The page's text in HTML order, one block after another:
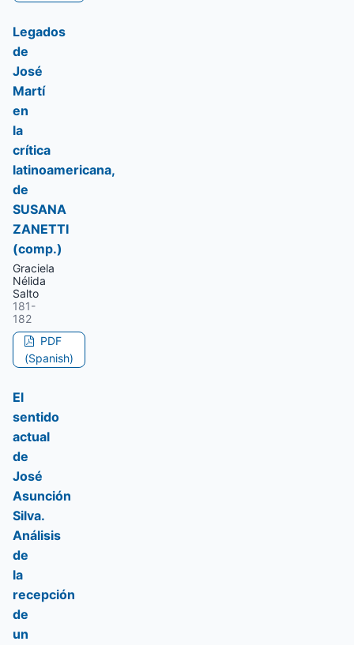
Legados
de
José
Martí
en
la
crítica
latinoamericana,
de
SUSANA
ZANETTI
(comp.)
Graciela
Nélida
Salto
181-
182
PDF
(Spanish)
El
sentido
actual
de
José
Asunción
Silva.
Análisis
de
la
recepción
de
un